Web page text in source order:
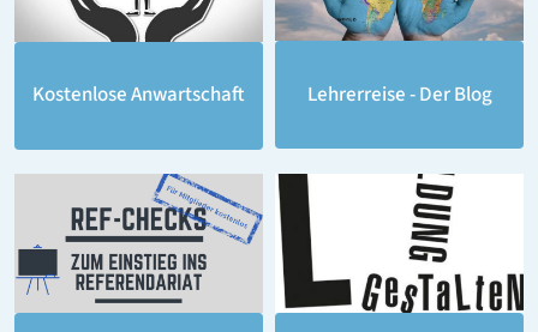
Kostenlose Anwartschaft Lehrerreise - Der Blog